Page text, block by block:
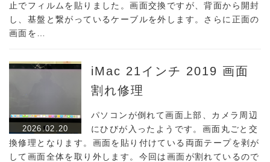
止でフィルムを貼りました。画面交換ですが、背面から開封
し、基盤と繋がっているケーブルを外します。さらに正面の
画面を…
2026.02.20
iMac 21インチ 2019 画面
割れ修理
パソコンが倒れて画面上部、カメラ周辺
にひびが入ったようです。画面丸ごと交
換修理となります。画面を貼り付けている両面テープを剥が
して画面全体を取り外します。今回は画面が割れているので